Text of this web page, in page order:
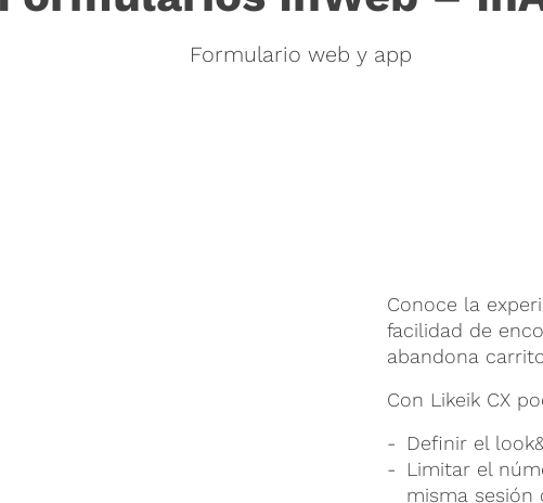
Formulario web y app
Conoce la
facilidad de
abandona
Con Likeik CX
Definir el
Limitar el
misma sesión